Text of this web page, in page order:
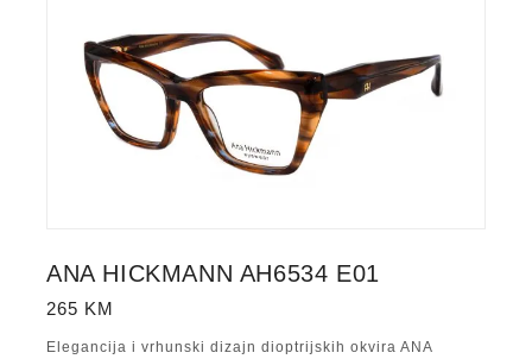
ANA HICKMANN AH6534 E01
265 KM
Elegancija i vrhunski dizajn dioptrijskih okvira ANA